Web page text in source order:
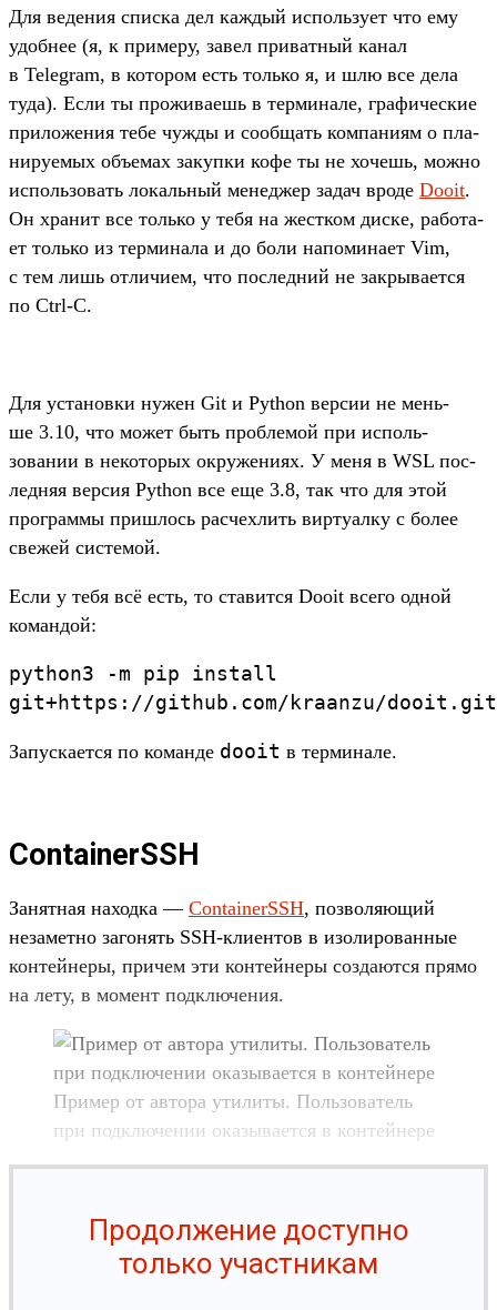
Для ведения спис­ка дел каж­дый исполь­зует что ему
удоб­нее (я, к при­меру, завел при­ват­ный канал
в Telegram, в котором есть толь­ко я, и шлю все дела
туда). Если ты про­жива­ешь в тер­минале, гра­фичес­кие
при­ложе­ния тебе чуж­ды и сооб­щать ком­пани­ям о пла­
ниру­емых объ­емах закуп­ки кофе ты не хочешь, мож­но
исполь­зовать локаль­ный менед­жер задач вро­де Dooit.
Он хра­нит все толь­ко у тебя на жес­тком дис­ке, работа­
ет толь­ко из тер­минала и до боли напоми­нает Vim,
с тем лишь отли­чием, что пос­ледний не зак­рыва­ется
по Ctrl-C.
Для уста­нов­ки нужен Git и Python вер­сии не мень­
ше 3.10, что может быть проб­лемой при исполь­
зовании в некото­рых окру­жени­ях. У меня в WSL пос­
ледняя вер­сия Python все еще 3.8, так что для этой
прог­раммы приш­лось рас­чехлить вир­туал­ку с более
све­жей сис­темой.
Ес­ли у тебя всё есть, то ста­вит­ся Dooit все­го одной
коман­дой:
python3 -m pip install
git+https://github. com/kraanzu/dooit. git
За­пус­кает­ся по коман­де dooit в тер­минале.
ContainerSSH
За­нят­ная наход­ка — ContainerSSH, поз­воля­ющий
незамет­но загонять SSH-кли­ентов в изо­лиро­ван­ные
кон­тей­неры, при­чем эти кон­тей­неры соз­дают­ся пря­мо
на лету, в момент под­клю­чения.
При­мер от авто­ра ути­литы. Поль­зователь
при под­клю­чении ока­зыва­ется в кон­тей­нере
Продолжение доступно
только участникам